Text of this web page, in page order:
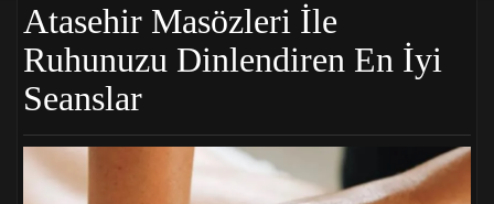
Atasehir Masözleri İle
Ruhunuzu Dinlendiren En İyi
Seanslar